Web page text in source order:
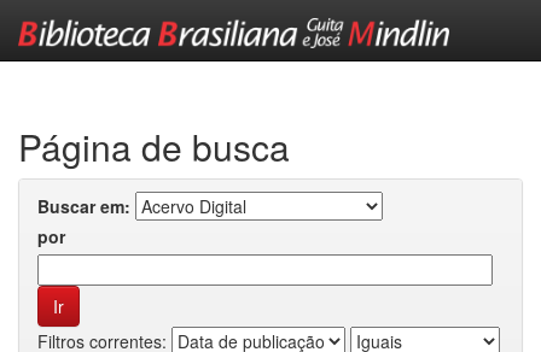
Página de busca
Buscar em:
por
Filtros correntes: